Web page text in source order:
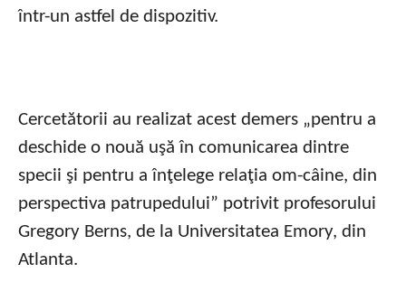
într-un astfel de dispozitiv.
Cercetătorii au realizat acest demers „pentru a
deschide o nouă uşă în comunicarea dintre
specii şi pentru a înţelege relaţia om-câine, din
perspectiva patrupedului” potrivit profesorului
Gregory Berns, de la Universitatea Emory, din
Atlanta.